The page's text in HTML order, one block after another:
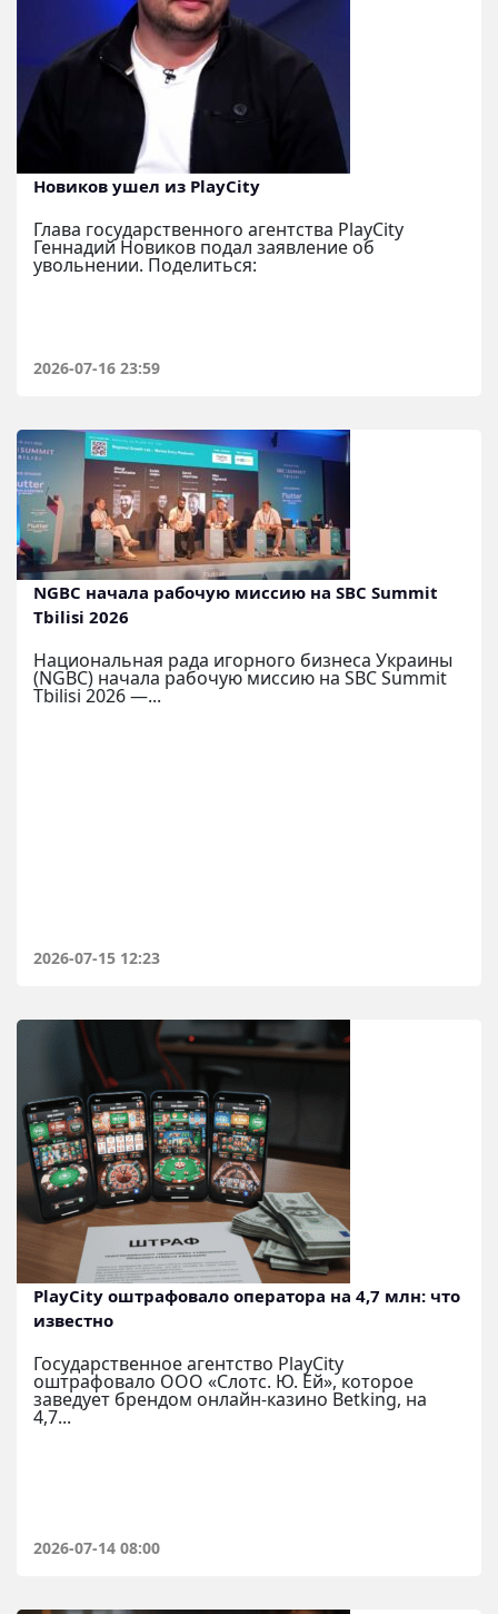
Новиков ушел из PlayCity
Глава государственного агентства PlayCity
Геннадий Новиков подал заявление об
увольнении. Поделиться:
2026-07-16 23:59
NGBC начала рабочую миссию на SBC Summit
Tbilisi 2026
Национальная рада игорного бизнеса Украины
(NGBC) начала рабочую миссию на SBC Summit
Tbilisi 2026 —...
2026-07-15 12:23
PlayCity оштрафовало оператора на 4,7 млн: что
известно
Государственное агентство PlayCity
оштрафовало ООО «Слотс. Ю. Ей», которое
заведует брендом онлайн-казино Betking, на
4,7...
2026-07-14 08:00